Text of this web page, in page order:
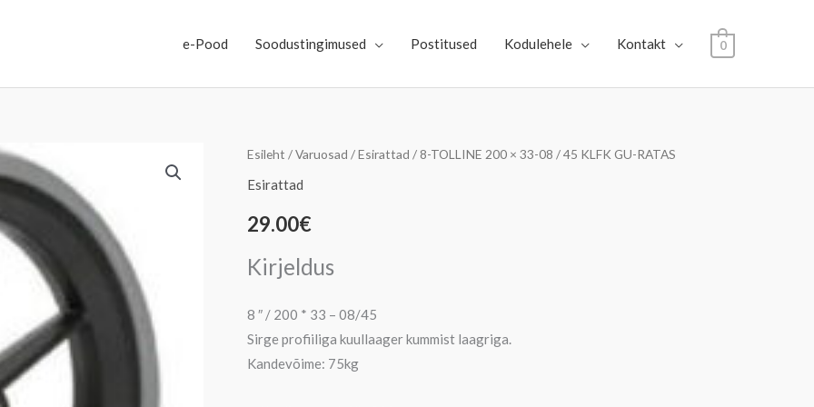
e-Pood Soodustingimused Postitused Kodulehele Kontakt 0
Esileht /Varuosad /Esirattad / 8-TOLLINE 200 × 33-08 / 45 KLFK GU-RATAS
Esirattad
29.00€
Kirjeldus
8 ″ / 200 * 33 – 08/45
Sirge profiiliga kuullaager kummist laagriga.
Kandevõime: 75kg
8-
TOLLINE
×
08
45
KLFK
GU-